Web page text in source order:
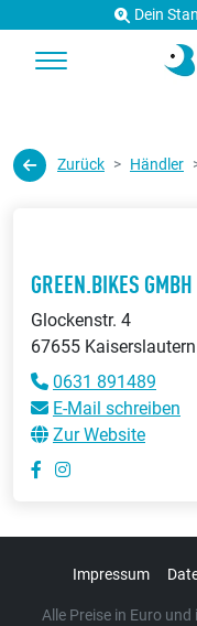
Dein
Zurück Händler
GREEN.BIKES GMBH
Glockenstr. 4
67655 Kaiserslautern
0631 891489
E-Mail schreiben
Zur Website
Impressum
Alle Preise in Euro